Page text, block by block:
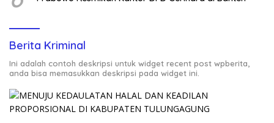
Berita Kriminal
Ini adalah contoh deskripsi untuk widget recent post wpberita,
anda bisa memasukkan deskripsi pada widget ini.